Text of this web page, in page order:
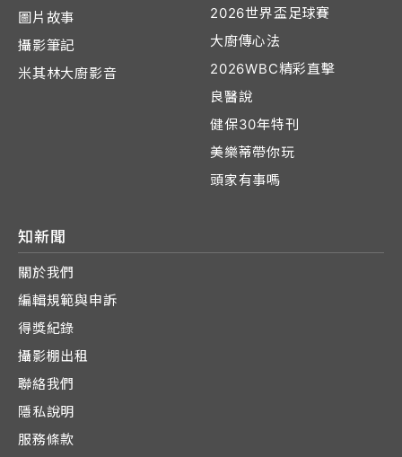
圖片故事
攝影筆記
米其林大廚影音
2026世界盃足球賽
大廚傳心法
2026WBC精彩直擊
良醫說
健保30年特刊
美樂蒂帶你玩
頭家有事嗎
知新聞
關於我們
編輯規範與申訴
得獎紀錄
攝影棚出租
聯絡我們
隱私說明
服務條款